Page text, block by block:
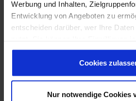
Werbung und Inhalten,
Entwicklung von Angeboten zu
entscheiden darüber, wer Ihre
Cookie-Erklärung oder durch
Trigger Symbol ändern oder
Informationen über Ihre
Cookies
Nur notwendige Cookies